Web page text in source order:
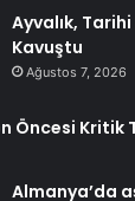
Ayvalık,
Kavuştu
Ağustos 7, 2026
Öncesi Kritik
Almanya’da